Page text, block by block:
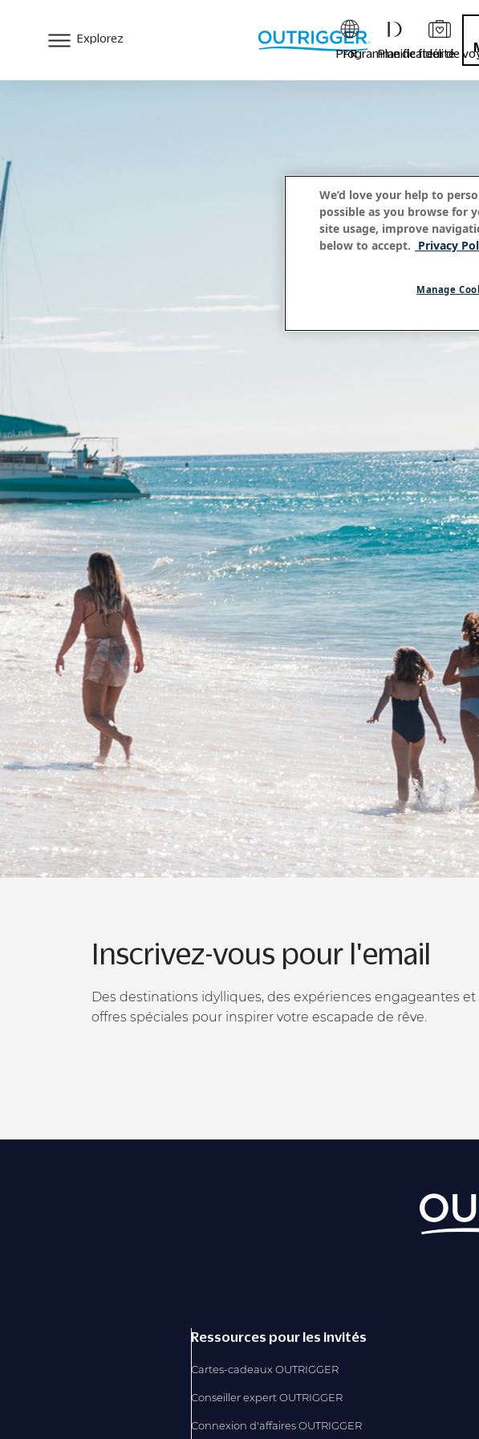
Explorez
FR
Programme de fidélité
Planificateur de
Inscrivez-vous pour l'email
Des destinations idylliques, des expériences engageantes et
offres spéciales pour inspirer votre escapade de rêve.
Ressources pour les invités
Cartes-cadeaux OUTRIGGER
Conseiller expert OUTRIGGER
Connexion d'affaires OUTRIGGER
We’d love your help to
possible as you browse for
site usage, improve
below to accept. Privacy
Manage